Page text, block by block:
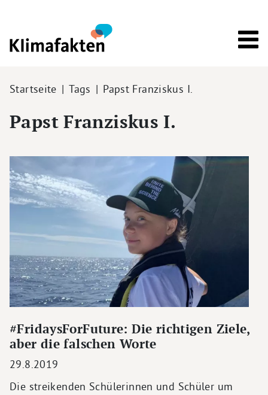
Pfadnavigation
Startseite Tags Papst Franziskus I.
Papst Franziskus I.
#FridaysForFuture: Die richtigen Ziele,
aber die falschen Worte
29.8.2019
Die streikenden Schülerinnen und Schüler um